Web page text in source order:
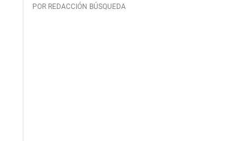
POR REDACCIÓN BÚSQUEDA